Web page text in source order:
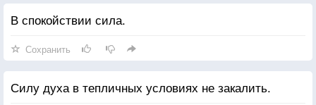
В спокойствии сила.
Сохранить
Силу духа в тепличных условиях не закалить.